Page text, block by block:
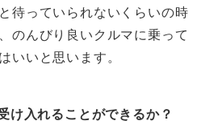
待っていられないくらいの時
のんびり良いクルマに乗って
いいと思います。
け入れることができるか？